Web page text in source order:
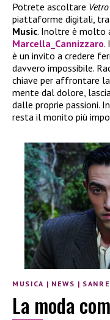
Potrete ascoltare
piattaforme digitali, tra
Music. Inoltre è molto
Marcella_Cannizzaro.
è un invito a credere
davvero impossibile.
chiave per affrontare
mente dal dolore,
dalle proprie passioni.
resta il monito più
MUSICA | NEWS |
La moda